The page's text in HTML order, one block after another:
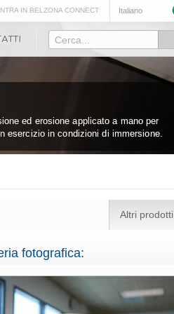
Italiano
IN BELZONA CONNECT
Cerca...
ed erosione applicato a mano per
esercizio in condizioni di immersione.
Altri prodotti
fotografica: